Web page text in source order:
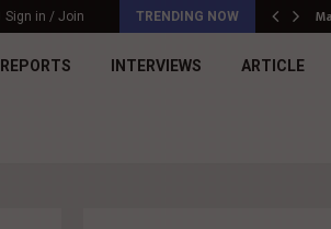
Sign in / Join TRENDING NOW د. محمد راشد: Market Dynamics أصبحت المعيار…
REPORTS INTERVIEWS ARTICLE